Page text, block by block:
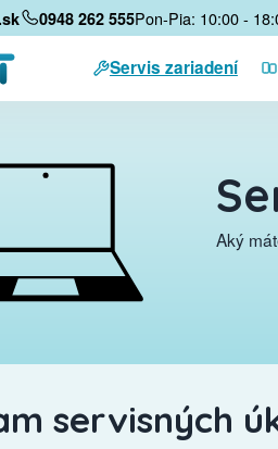
0948 262 555Pon-Pia: 10:00 -
Servis zariadení
Aký
servisných